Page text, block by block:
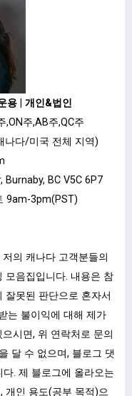
용 | 개인&법인
,ON주,AB주,QC주
나다/미국 전체 지역)
BC V5C 6P7
9am-3pm(PST)
의 캐나다 고객분들의
모음집입니다. 내용은 참
잘못된 판단으로 혼자서
는 불이익에 대해 제가
시면, 위 연락처로 문의
달 수 없으며, 블로그 댓
. 제 블로그에 올라오는
개인 용도(공부 목적)으